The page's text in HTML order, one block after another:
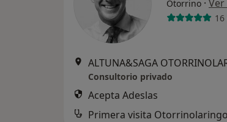
Otorrino · Ver
Consultorio privado
Acepta Adeslas
Primera visita